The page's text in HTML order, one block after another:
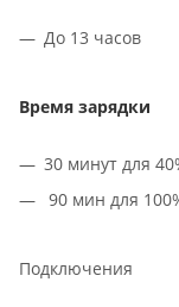
До 13 часов
Время зарядки
30 минут для
90 мин для
Подключения